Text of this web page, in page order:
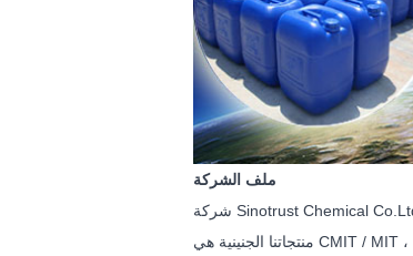
ملف الشركة
منتجاتنا الجنينية هي CMIT / MIT ، MIT ، BIT ، BBIT ، OIT ، DCOIT ، BRONOPOL ، DBNPA ، PCMX ، PHMB ، IPBC ، SPT ، ZPT ، منتجات سلسلة